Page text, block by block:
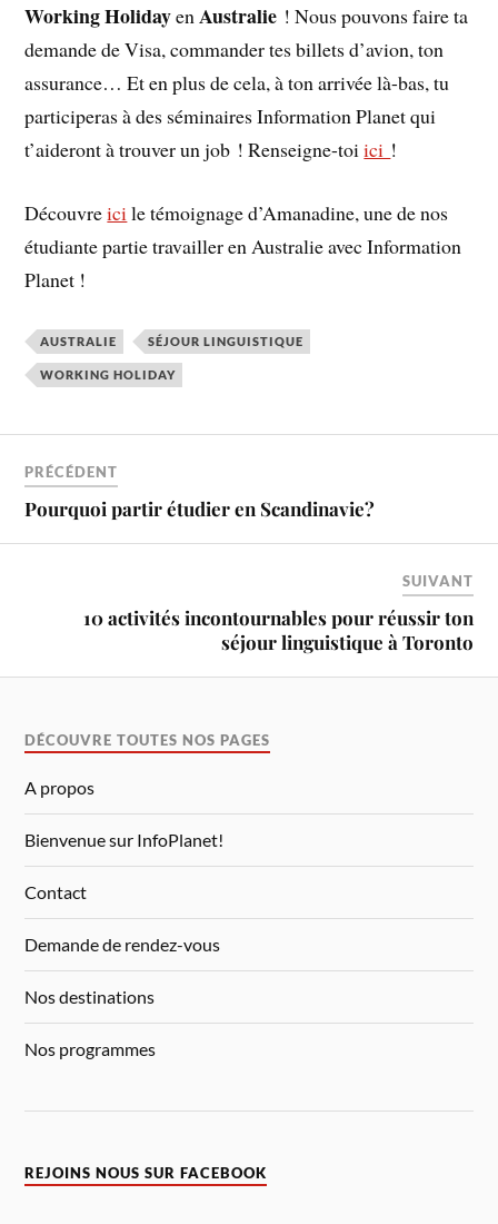
Working HolidayenAustralie ! Nous pouvons faire ta
demande de Visa, commander tes billets d’avion, ton
assurance… Et en plus de cela, à ton arrivée là-bas, tu
participeras à des séminaires Information Planet qui
t’aideront à trouver un job ! Renseigne-toiici !
Découvreicile témoignage d’Amanadine, une de nos
étudiante partie travailler en Australie avec Information
Planet !
AUSTRALIE SÉJOUR LINGUISTIQUE
WORKING HOLIDAY
PRÉCÉDENT
Pourquoi partir étudier en Scandinavie?
SUIVANT
10 activités incontournables pour réussir ton
séjour linguistique à Toronto
DÉCOUVRE TOUTES NOS PAGES
A propos
Bienvenue sur InfoPlanet!
Contact
Demande de rendez-vous
Nos destinations
Nos programmes
REJOINS NOUS SUR FACEBOOK